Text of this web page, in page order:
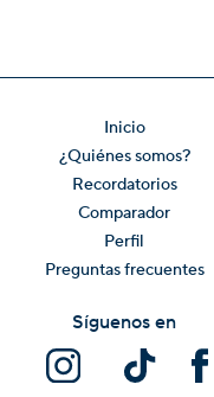
Inicio
¿Quiénes somos?
Recordatorios
Comparador
Perfil
Preguntas frecuentes
Síguenos en